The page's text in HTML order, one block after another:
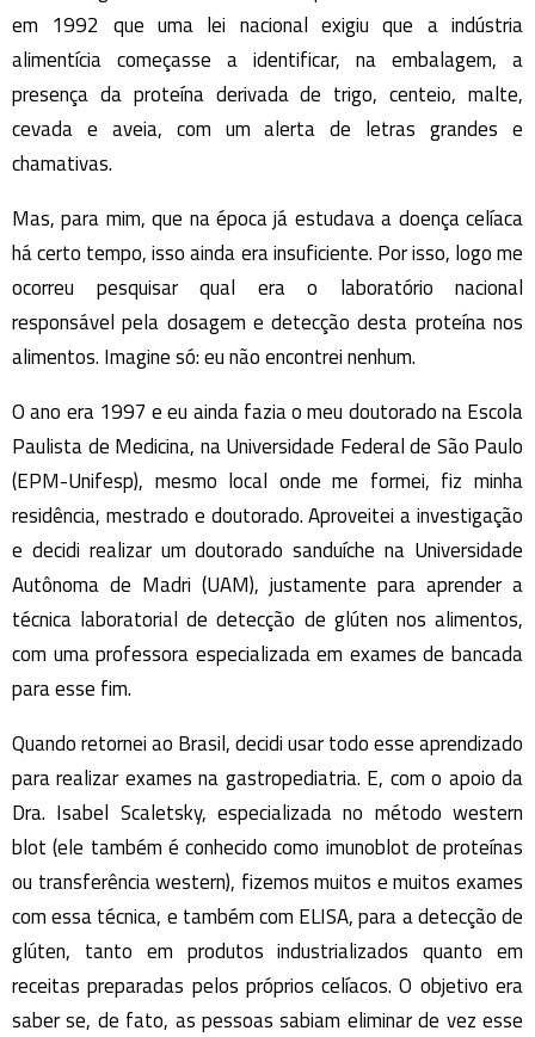
em 1992 que uma lei nacional exigiu que a indústria
alimentícia começasse a identificar, na embalagem, a
presença da proteína derivada de trigo, centeio, malte,
cevada e aveia, com um alerta de letras grandes e
chamativas.
Mas, para mim, que na época já estudava a doença celíaca
há certo tempo, isso ainda era insuficiente. Por isso, logo me
ocorreu pesquisar qual era o laboratório nacional
responsável pela dosagem e detecção desta proteína nos
alimentos. Imagine só: eu não encontrei nenhum.
O ano era 1997 e eu ainda fazia o meu doutorado na Escola
Paulista de Medicina, na Universidade Federal de São Paulo
(EPM-Unifesp), mesmo local onde me formei, fiz minha
residência, mestrado e doutorado. Aproveitei a investigação
e decidi realizar um doutorado sanduíche na Universidade
Autônoma de Madri (UAM), justamente para aprender a
técnica laboratorial de detecção de glúten nos alimentos,
com uma professora especializada em exames de bancada
para esse fim.
Quando retornei ao Brasil, decidi usar todo esse aprendizado
para realizar exames na gastropediatria. E, com o apoio da
Dra. Isabel Scaletsky, especializada no método western
blot (ele também é conhecido como imunoblot de proteínas
ou transferência western), fizemos muitos e muitos exames
com essa técnica, e também com ELISA, para a detecção de
glúten, tanto em produtos industrializados quanto em
receitas preparadas pelos próprios celíacos. O objetivo era
saber se, de fato, as pessoas sabiam eliminar de vez esse